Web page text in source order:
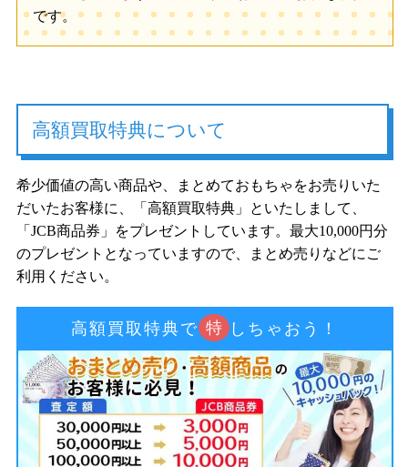
です。
高額買取特典について
希少価値の高い商品や、まとめておもちゃをお売りいた
だいたお客様に、「高額買取特典」といたしまして、
「JCB商品券」をプレゼントしています。最大10,000円分
のプレゼントとなっていますので、まとめ売りなどにご
利用ください。
高額買取特典で 特 しちゃおう！